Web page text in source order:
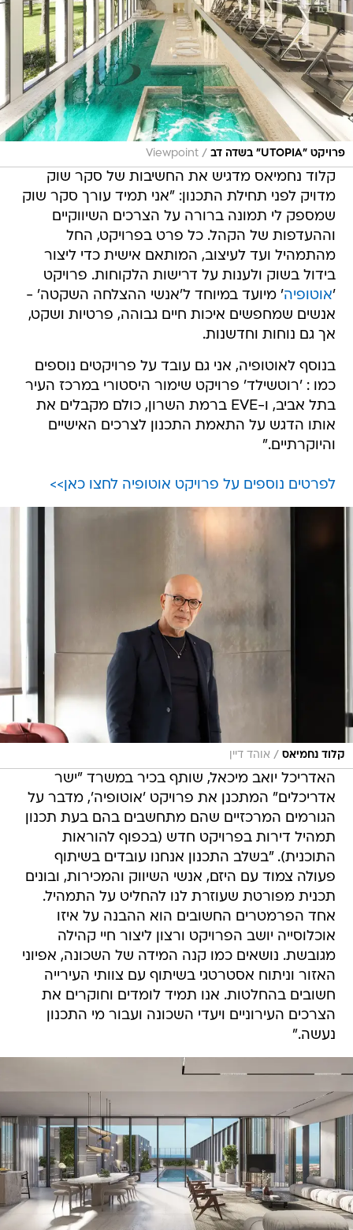
פרויקט "UTOPIA" בשדה דב /
Viewpoint
קלוד נחמיאס מדגיש את החשיבות של סקר שוק
מדויק לפני תחילת התכנון: "אני תמיד עורך סקר שוק
שמספק לי תמונה ברורה על הצרכים השיווקיים
וההעדפות של הקהל. כל פרט בפרויקט, החל
מהתמהיל ועד לעיצוב, המותאם אישית כדי ליצור
בידול בשוק ולענות על דרישות הלקוחות. פרויקט
'אוטופיה' מיועד במיוחד ל'אנשי ההצלחה השקטה' -
אנשים שמחפשים איכות חיים גבוהה, פרטיות ושקט,
אך גם נוחות וחדשנות.
בנוסף לאוטופיה, אני גם עובד על פרויקטים נוספים
כמו : 'רוטשילד' פרויקט שימור היסטורי במרכז העיר
בתל אביב, ו-EVE ברמת השרון, כולם מקבלים את
אותו הדגש על התאמת התכנון לצרכים האישיים
והיוקרתיים."
לפרטים נוספים על פרויקט אוטופיה לחצו כאן>>
קלוד נחמיאס / אוהד דיין
האדריכל יואב מיכאל, שותף בכיר במשרד "ישר
אדריכלים" המתכנן את פרויקט 'אוטופיה', מדבר על
הגורמים המרכזיים שהם מתחשבים בהם בעת תכנון
תמהיל דירות בפרויקט חדש (בכפוף להוראות
התוכנית). "בשלב התכנון אנחנו עובדים בשיתוף
פעולה צמוד עם היזם, אנשי השיווק והמכירות, ובונים
תכנית מפורטת שעוזרת לנו להחליט על התמהיל.
אחד הפרמטרים החשובים הוא ההבנה על איזו
אוכלוסייה יושב הפרויקט ורצון ליצור חיי קהילה
מגובשת. נושאים כמו קנה המידה של השכונה, אפיוני
האזור וניתוח אסטרטגי בשיתוף עם צוותי העירייה
חשובים בהחלטות. אנו תמיד לומדים וחוקרים את
הצרכים העירוניים ויעדי השכונה ועבור מי התכנון
נעשה."